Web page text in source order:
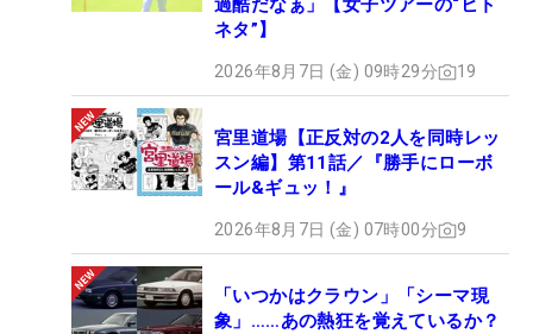
過酷だなぁ」【女子ツアーの“ヒト
ネタ”】
2026年8月7日 (金) 09時29分 19
宮里道場【正反対の2人を同時レッ
スン編】第11話／『勝手にローボ
ール&ギュッ！』
2026年8月7日 (金) 07時00分 9
「いつかはクラウン」「シーマ現
象」……あの熱狂を覚えているか？